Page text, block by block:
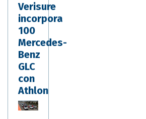
Verisure
incorpora
100
Mercedes-
Benz
GLC
con
Athlon